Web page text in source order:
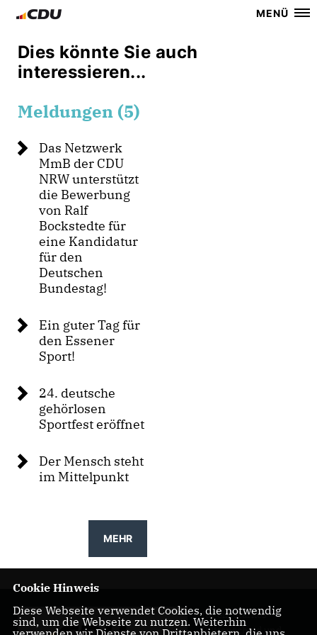
MENÜ
Dies könnte Sie auch
interessieren...
Meldungen (5)
Das Netzwerk
MmB der CDU
NRW unterstützt
die Bewerbung
von Ralf
Bockstedte für
eine Kandidatur
für den
Deutschen
Bundestag!
Ein guter Tag für
den Essener
Sport!
24. deutsche
gehörlosen
Sportfest eröffnet
Der Mensch steht
im Mittelpunkt
MEHR
für ein starkes
Rüttenscheid und
Cookie Hinweis
Diese Webseite verwendet Cookies, die notwendig
sind, um die Webseite zu nutzen. Weiterhin